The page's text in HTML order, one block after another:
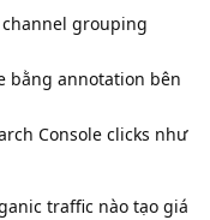
grouping
bằng annotation bên
Console clicks như
traffic nào tạo giá